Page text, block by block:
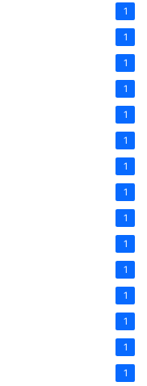
1
1
1
1
1
1
1
1
1
1
1
1
1
1
1